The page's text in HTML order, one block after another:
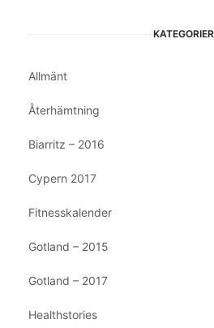
KATEGORIER
Allmänt
Återhämtning
Biarritz – 2016
Cypern 2017
Fitnesskalender
Gotland – 2015
Gotland – 2017
Healthstories